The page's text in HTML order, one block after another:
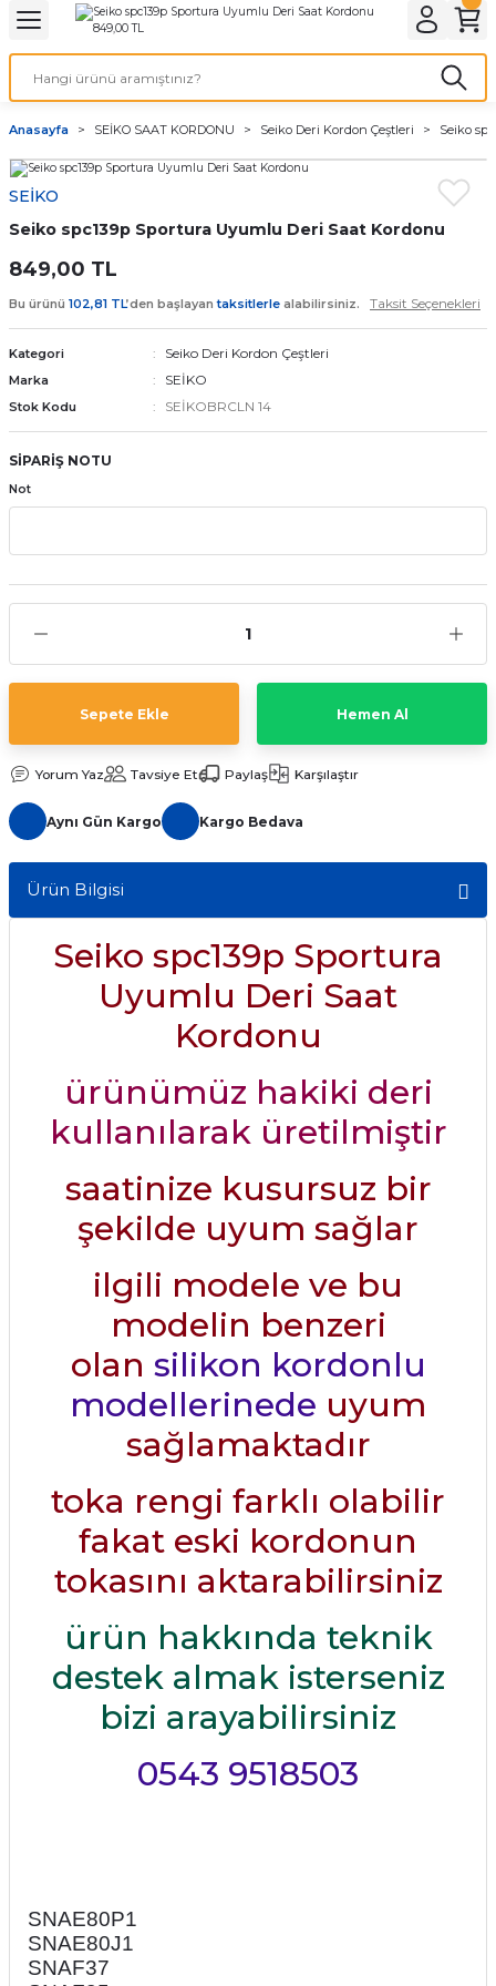
& ELEKTİRİK AYDINLATMA & ELEKTRİK
ve Cihaz Pilleri
ÇEŞİTLERİ
Kordon Çeşitleri
saat kordonu
Kordonları
Anasayfa SEİKO SAAT KORDONU Seiko Deri Kordon Çeştleri Seiko
SEİKO
Seiko spc139p Sportura Uyumlu Deri Saat Kordonu
849,00 TL
Bu ürünü 102,81 TL’den başlayantaksitlerle alabilirsiniz. Taksit Seçenekleri
Kategori Seiko Deri Kordon Çeştleri
Marka SEİKO
Stok Kodu SEİKOBRCLN 14
SİPARİŞ NOTU
Not
Sepete Ekle Hemen Al
Yorum Yaz Tavsiye Et Paylaş Karşılaştır
Aynı Gün Kargo Kargo Bedava
Ürün Bilgisi
Seiko spc139p Sportura
Uyumlu Deri Saat
Kordonu
ürünümüz hakiki deri
kullanılarak üretilmiştir
saatinize kusursuz bir
şekilde uyum sağlar
ilgili modele ve bu
modelin benzeri
olan silikon kordonlu
modellerinede uyum
sağlamaktadır
toka rengi farklı olabilir
fakat eski kordonun
tokasını aktarabilirsiniz
ürün hakkında teknik
destek almak isterseniz
bizi arayabilirsiniz
0543 9518503
SNAE80P1
SNAE80J1
SNAF37